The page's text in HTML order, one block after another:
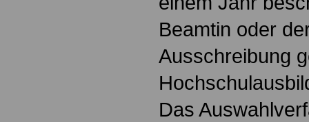
Beamtin oder
Ausschreibung
Das